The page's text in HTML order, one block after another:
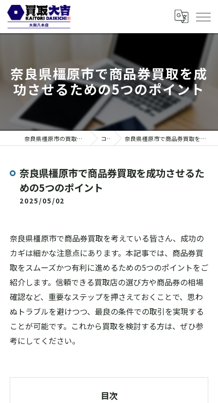
奈良県橿原市で商品券買取を成
功させるための5つのポイント
奈良県橿原市の買取なら買取大吉 大和八木店 コラム 奈良県橿原市で商品券買取を成功させるための5つのポイント
奈良県橿原市で商品券買取を成功させるた
めの5つのポイント
2025/05/02
奈良県橿原市で商品券買取を考えている皆さん、成功の
カギは細かな注意点にあります。本記事では、商品券買
取をスムーズかつ有利に進めるための5つのポイントをご
紹介します。信頼できる買取店の選び方や商品券の相場
確認など、重要なステップを押さえておくことで、思わ
ぬトラブルを避けつつ、最良の条件での取引を実現する
ことが可能です。これから買取を検討する方は、ぜひ参
考にしてください。
目次